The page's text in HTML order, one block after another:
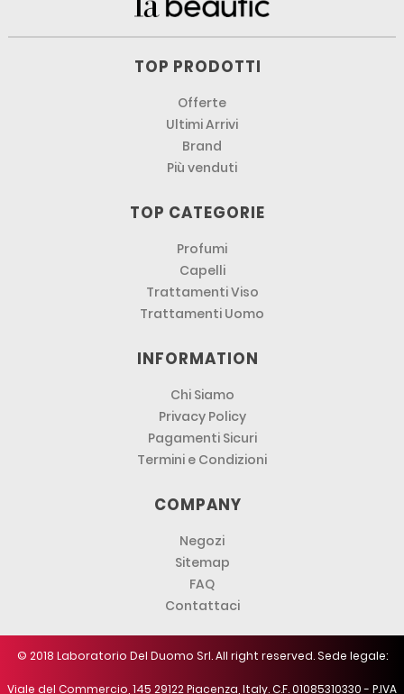
TOP PRODOTTI
Offerte
Ultimi Arrivi
Brand
Più venduti
TOP CATEGORIE
Profumi
Capelli
Trattamenti Viso
Trattamenti Uomo
INFORMATION
Chi Siamo
Privacy Policy
Pagamenti Sicuri
Termini e Condizioni
COMPANY
Negozi
Sitemap
FAQ
Contattaci
© 2018 Laboratorio Del Duomo Srl. All right reserved. Sede legale:
Viale del Commercio, 145 29122 Piacenza, Italy. C.F. 01085310330 - P.IVA